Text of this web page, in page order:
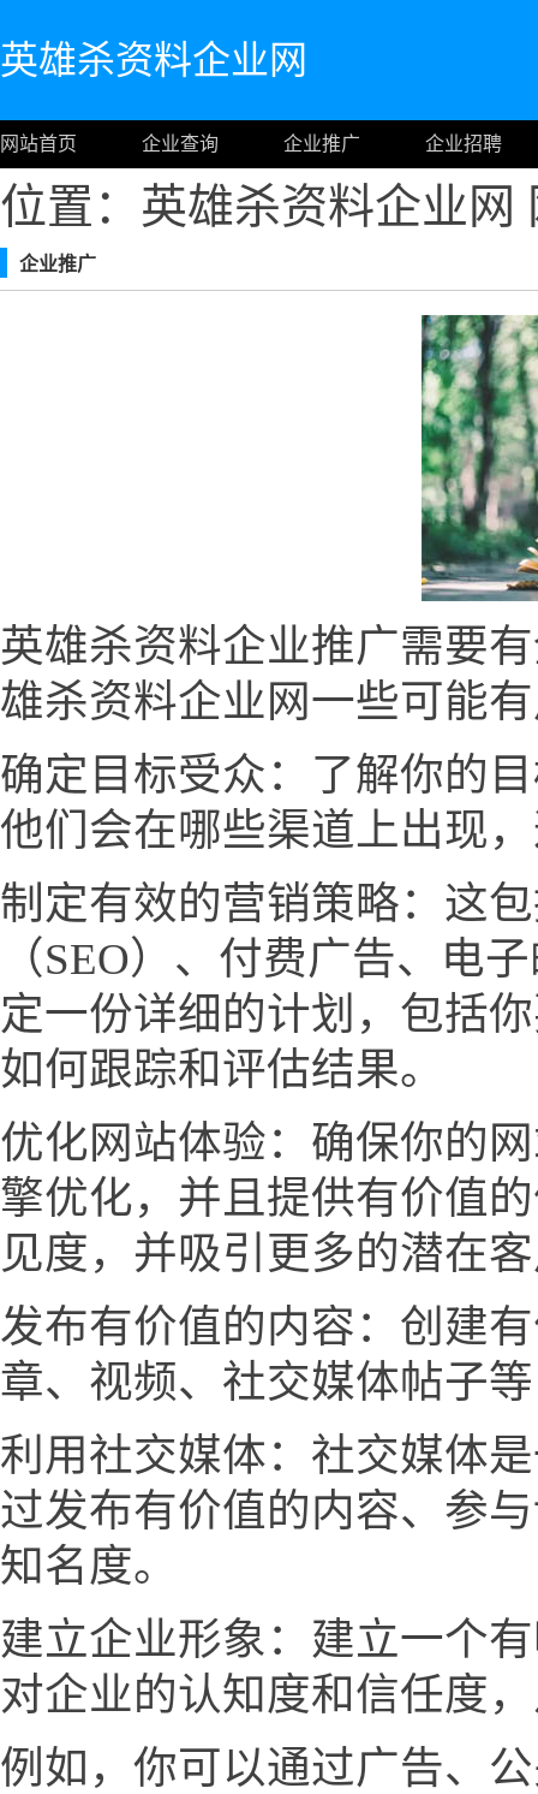
英雄杀资料企业网
网站首页 企业查询 企业推广 企业招聘
位置：英雄杀资料企业网
企业推广
英雄杀资料企业推广需要
雄杀资料企业网一些可能
确定目标受众：了解你的
他们会在哪些渠道上出现
制定有效的营销策略：这
（SEO）、付费广告、电
定一份详细的计划，包括
如何跟踪和评估结果。
优化网站体验：确保你的
擎优化，并且提供有价值
见度，并吸引更多的潜在
发布有价值的内容：创建
章、视频、社交媒体帖子
利用社交媒体：社交媒体
过发布有价值的内容、参
知名度。
建立企业形象：建立一个
对企业的认知度和信任度
例如，你可以通过广告、